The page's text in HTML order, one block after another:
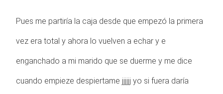
Pues me partiría la caja desde que empezó la primera
vez era total y ahora lo vuelven a echar y e
enganchado a mi marido que se duerme y me dice
cuando empieze despiertame jjjjjj yo si fuera daría